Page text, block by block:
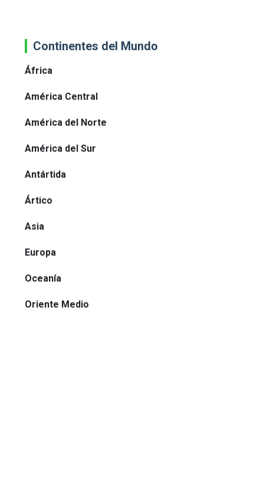
Continentes del Mundo
África
América Central
América del Norte
América del Sur
Antártida
Ártico
Asia
Europa
Oceanía
Oriente Medio